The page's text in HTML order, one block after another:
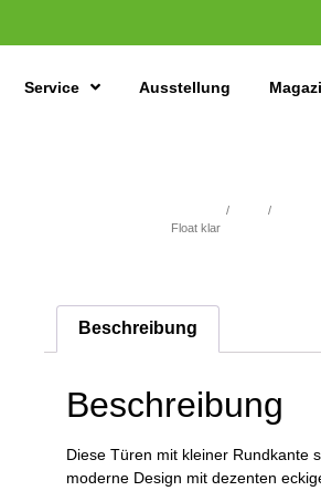
Service Ausstellung
/ /
Float klar
Beschreibung
Beschreibung
Diese Türen mit kleiner Rundkante
moderne Design mit dezenten